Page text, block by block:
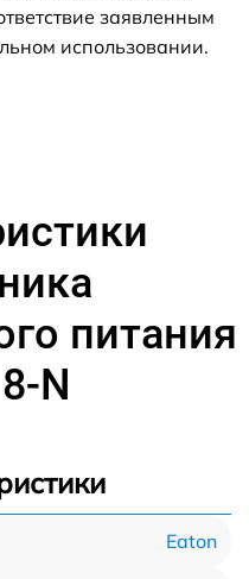
заявленным
использовании.
питания
N
Eaton